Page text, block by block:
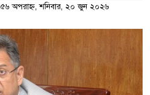
অপরাহ্ন, শনিবার, ২০ জুন ২০২৬